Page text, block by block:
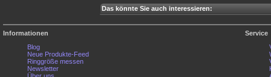
Das könnte Sie auch interessieren:
Informationen
Blog
Neue Produkte-Feed
Ringgröße messen
Newsletter
Service